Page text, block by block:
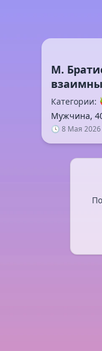
М.
Категории:
Мужчина,
🕓 8 Мая 2026